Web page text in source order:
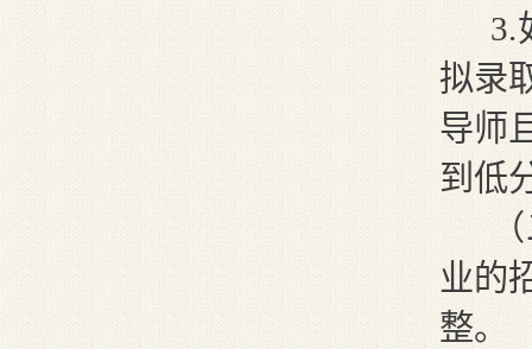
3.
拟录
导师
到低
业的
整。